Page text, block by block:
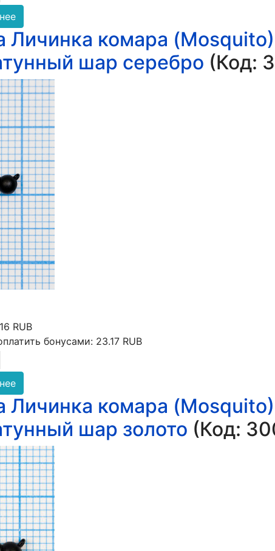
комара
шар серебро (Код:
RUB
бонусами: 23.17 RUB
комара
шар золото (Код: